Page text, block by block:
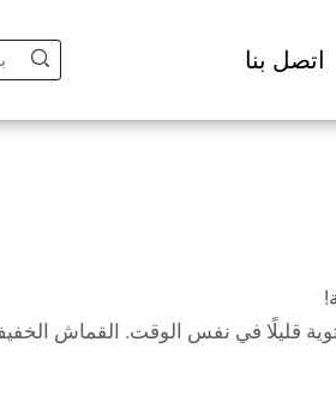
اتصل بنا
قليلًا في نفس الوقت. القماش